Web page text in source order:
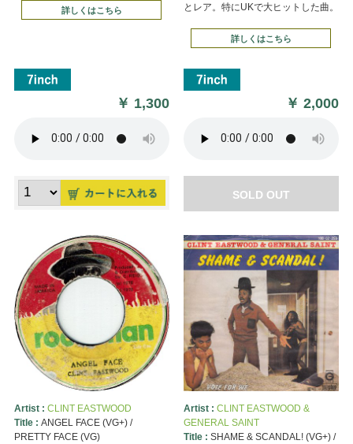
詳しくはこちら
￥ 1,300
とレア。特にUKで大ヒットした曲。
詳しくはこちら
￥2,000
SOLD OUT
Artist : CLINT EASTWOOD
Title : ANGEL FACE (VG+) /
PRETTY FACE (VG)
Artist : CLINT EASTWOOD &
GENERAL SAINT
Title : SHAME & SCANDAL! (VG+) /